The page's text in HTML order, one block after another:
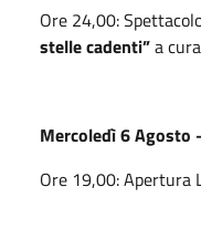
Ore 24,00:
stelle cadenti”a
Mercoledì 6 Agosto
Ore 19,00: Apertura